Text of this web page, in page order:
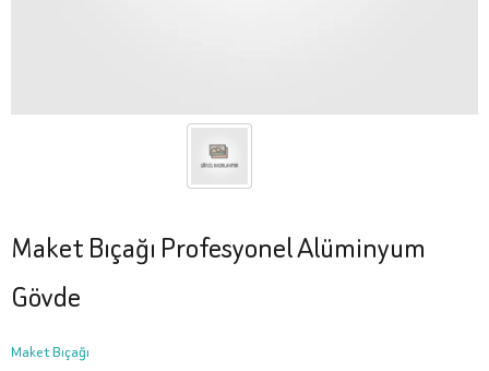
Maket Bıçağı Profesyonel Alüminyum
Gövde
Maket Bıçağı